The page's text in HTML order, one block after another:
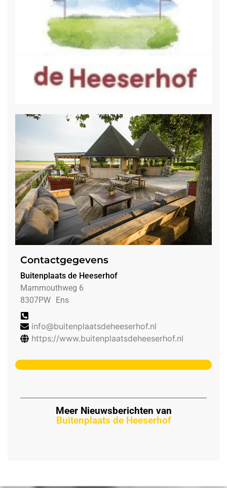
Contactgegevens
Buitenplaats de Heeserhof
Mammouthweg 6
8307PW
Ens
info@buitenplaatsdeheeserhof.nl
https://www.buitenplaatsdeheeserhof.nl
Meer Nieuwsberichten van
Buitenplaats de Heeserhof